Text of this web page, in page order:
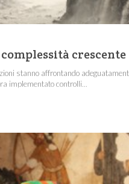
crescente
stanno affrontando
implementato controlli...